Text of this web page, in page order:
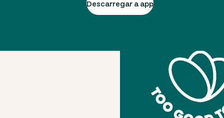
Descarregar a app